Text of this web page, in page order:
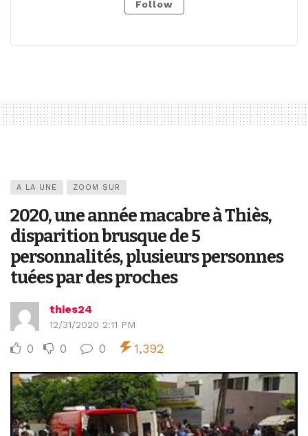
Follow
A LA UNE ZOOM SUR
2020, une année macabre à Thiès,
disparition brusque de 5
personnalités, plusieurs personnes
tuées par des proches
thies24
12/31/2020 2:11 PM
0 0 0 1,392